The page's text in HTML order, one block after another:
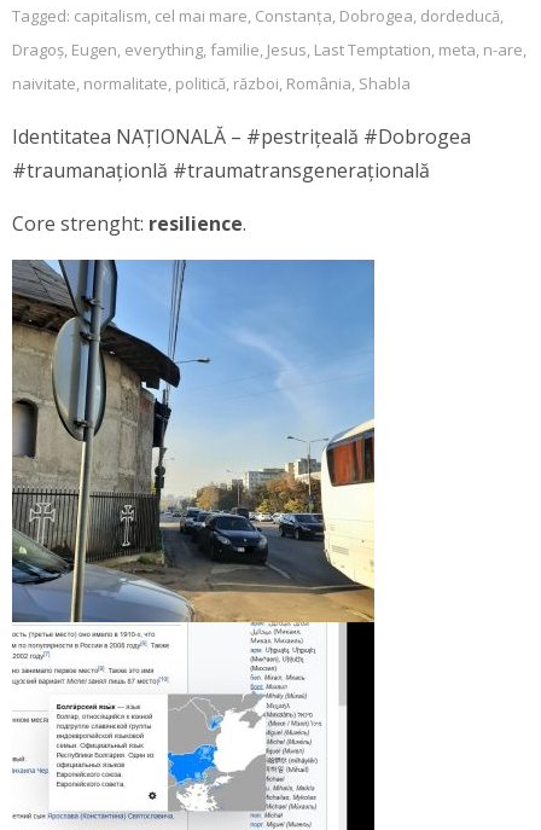
Tagged: capitalism, cel mai mare, Constanţa, Dobrogea, dordeducă,
Dragoş, Eugen, everything, familie, Jesus, Last Temptation, meta, n-are,
naivitate, normalitate, politică, război, România, Shabla
Identitatea NAȚIONALĂ – #pestrițeală #Dobrogea
#traumanaționlă #traumatransgenerațională
Core strenght: resilience.